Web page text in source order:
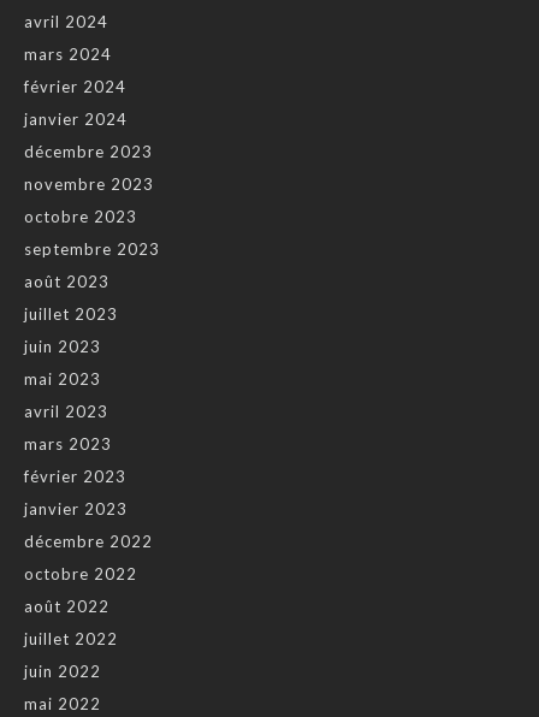
avril 2024
mars 2024
février 2024
janvier 2024
décembre 2023
novembre 2023
octobre 2023
septembre 2023
août 2023
juillet 2023
juin 2023
mai 2023
avril 2023
mars 2023
février 2023
janvier 2023
décembre 2022
octobre 2022
août 2022
juillet 2022
juin 2022
mai 2022